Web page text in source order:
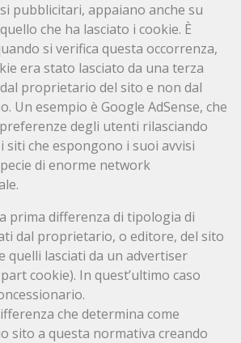
pubblicitari, appaiano anche su
che ha lasciato i cookie. È
si verifica questa occorrenza,
era stato lasciato da una terza
proprietario del sito e non dal
Un esempio è Google AdSense, che
degli utenti rilasciando
siti che espongono i suoi avvisi
di enorme network
prima differenza di tipologia di
dal proprietario, o editore, del sito
quelli lasciati da un advertiser
cookie). In quest’ultimo caso
che determina come
sito a questa normativa creando